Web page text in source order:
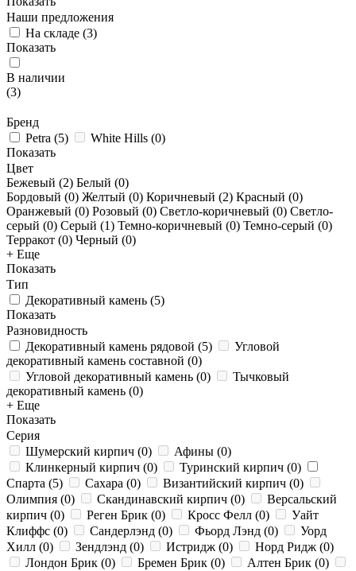
Наши предложения
На складе (3)
Показать
В наличии
(3)
Бренд
Petra (5) White Hills (0)
Показать
Цвет
Бежевый (2) Белый (0)
Бордовый (0) Желтый (0) Коричневый (2) Красный (0)
Оранжевый (0) Розовый (0) Светло-коричневый (0) Светло-
серый (0) Серый (1) Темно-коричневый (0) Темно-серый (0)
Терракот (0) Черный (0)
+ Еще
Показать
Тип
Декоративный камень (5)
Показать
Разновидность
Декоративный камень рядовой (5)
Угловой
декоративный камень составной (0)
Угловой декоративный камень (0)
Тычковый
декоративный камень (0)
+ Еще
Показать
Серия
Шумерский кирпич (0) Афины (0)
Клинкерный кирпич (0) Туринский кирпич (0)
Спарта (5) Сахара (0) Византийский кирпич (0)
Олимпия (0) Скандинавский кирпич (0)
Версальский
кирпич (0) Реген Брик (0) Кросс Фелл (0)
Уайт
Клиффс (0) Сандерлэнд (0) Фьорд Лэнд (0)
Уорд
Хилл (0) Зендлэнд (0) Истридж (0) Норд Ридж (0)
Лондон Брик (0) Бремен Брик (0) Алтен Брик (0)